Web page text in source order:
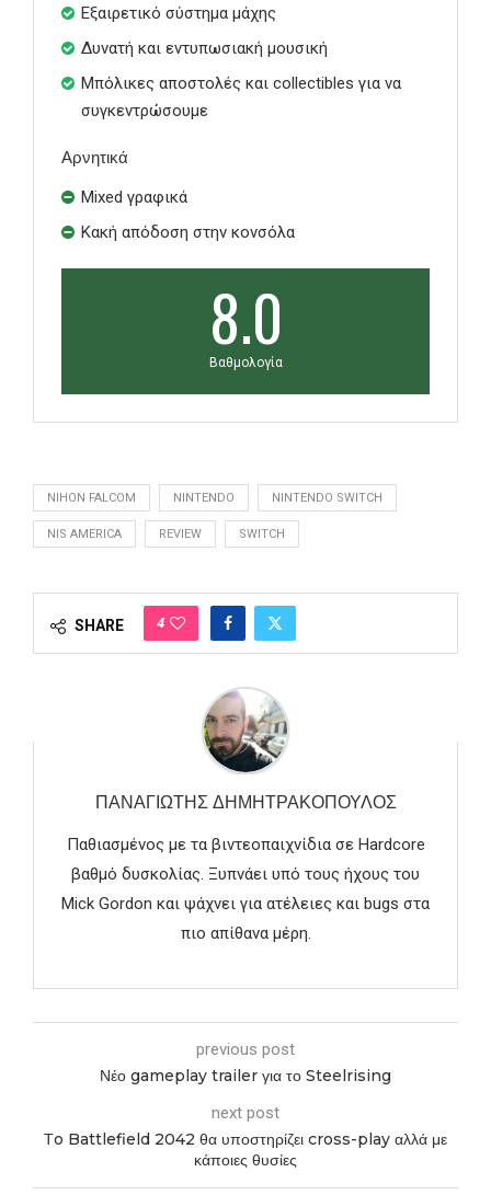
Εξαιρετικό σύστημα μάχης
Δυνατή και εντυπωσιακή μουσική
Μπόλικες αποστολές και collectibles για να
συγκεντρώσουμε
Αρνητικά
Mixed γραφικά
Κακή απόδοση στην κονσόλα
8.0
Βαθμολογία
NIHON FALCOM NINTENDO NINTENDO SWITCH
NIS AMERICA REVIEW SWITCH
SHARE 4
ΠΑΝΑΓΙΏΤΗΣ ΔΗΜΗΤΡΑΚΌΠΟΥΛΟΣ
Παθιασμένος με τα βιντεοπαιχνίδια σε Hardcore
βαθμό δυσκολίας. Ξυπνάει υπό τους ήχους του
Mick Gordon και ψάχνει για ατέλειες και bugs στα
πιο απίθανα μέρη.
previous post
Νέο gameplay trailer για το Steelrising
next post
Τo Battlefield 2042 θα υποστηρίζει cross-play αλλά με
κάποιες θυσίες